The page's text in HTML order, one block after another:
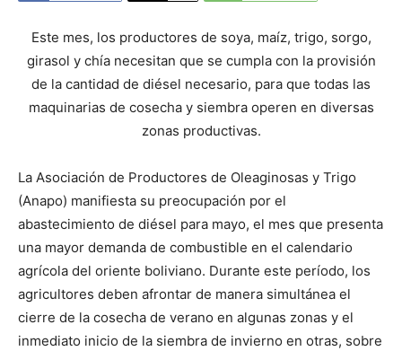
Este mes, los productores de soya, maíz, trigo, sorgo,
girasol y chía necesitan que se cumpla con la provisión
de la cantidad de diésel necesario, para que todas las
maquinarias de cosecha y siembra operen en diversas
zonas productivas.
La Asociación de Productores de Oleaginosas y Trigo
(Anapo) manifiesta su preocupación por el
abastecimiento de diésel para mayo, el mes que presenta
una mayor demanda de combustible en el calendario
agrícola del oriente boliviano. Durante este período, los
agricultores deben afrontar de manera simultánea el
cierre de la cosecha de verano en algunas zonas y el
inmediato inicio de la siembra de invierno en otras, sobre